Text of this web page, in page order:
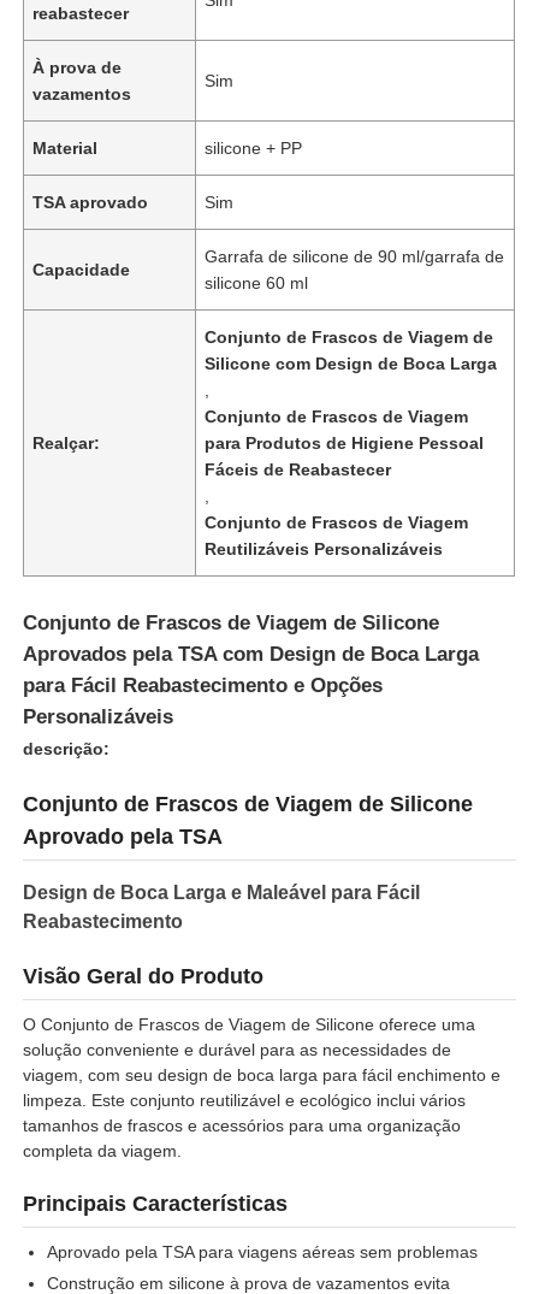
Início
Produtos
Sobre Nós
Visita à fábrica
Controle de Qualidade
Contacte-nos
reabastecer
À prova de
vazamentos
Sim
Material silicone + PP
TSA aprovado Sim
Capacidade
Garrafa de silicone de 90 ml/garrafa de
silicone 60 ml
Realçar:
Conjunto de Frascos de Viagem de
Silicone com Design de Boca Larga
Conjunto de Frascos de Viagem
para Produtos de Higiene Pessoal
Fáceis de Reabastecer
Conjunto de Frascos de Viagem
Reutilizáveis Personalizáveis
Conjunto de Frascos de Viagem de Silicone
Aprovados pela TSA com Design de Boca Larga
para Fácil Reabastecimento e Opções
Personalizáveis
descrição:
Conjunto de Frascos de Viagem de Silicone
Aprovado pela TSA
Design de Boca Larga e Maleável para Fácil
Reabastecimento
Visão Geral do Produto
O Conjunto de Frascos de Viagem de Silicone oferece uma
solução conveniente e durável para as necessidades de
viagem, com seu design de boca larga para fácil enchimento e
limpeza. Este conjunto reutilizável e ecológico inclui vários
tamanhos de frascos e acessórios para uma organização
completa da viagem.
Principais Características
Aprovado pela TSA para viagens aéreas sem problemas
Construção em silicone à prova de vazamentos evita